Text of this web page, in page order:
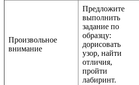
Произвольное
внимание
Предложите
выполнить
задание по
образцу:
дорисовать
узор, найти
отличия,
пройти
лабиринт.